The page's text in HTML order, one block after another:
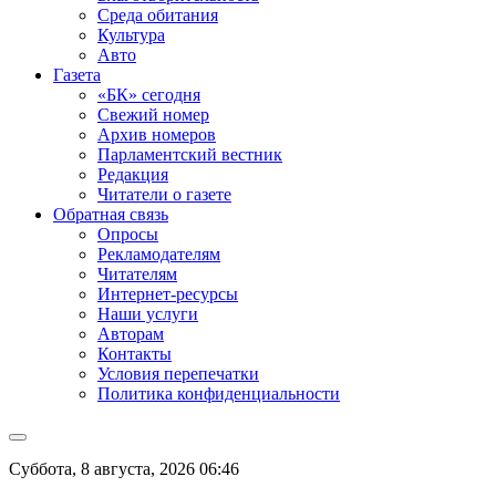
Среда обитания
Культура
Авто
Газета
«БК» сегодня
Свежий номер
Архив номеров
Парламентский вестник
Редакция
Читатели о газете
Обратная связь
Опросы
Рекламодателям
Читателям
Интернет-ресурсы
Наши услуги
Авторам
Контакты
Условия перепечатки
Политика конфиденциальности
Суббота, 8 августа, 2026 06:46